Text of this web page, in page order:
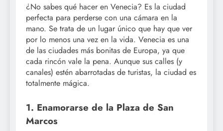
¿No sabes qué hacer en Venecia? Es la ciudad
perfecta para perderse con una cámara en la
mano. Se trata de un lugar único que hay que ver
por lo menos una vez en la vida. Venecia es una
de las ciudades más bonitas de Europa, ya que
cada rincón vale la pena. Aunque sus calles (y
canales) estén abarrotadas de turistas, la ciudad es
totalmente mágica.
1. Enamorarse de la Plaza de San
Marcos